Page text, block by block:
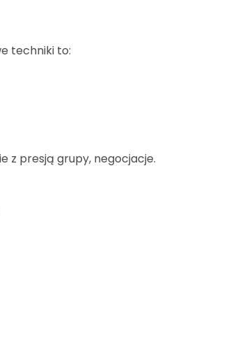
techniki to:
z presją grupy, negocjacje.